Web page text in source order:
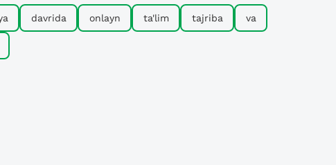
davrida onlayn ta'lim tajriba va